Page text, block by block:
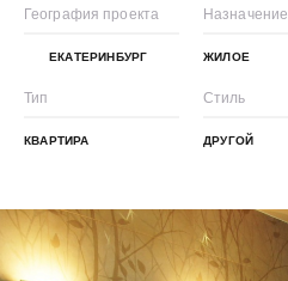
География проекта
ЕКАТЕРИНБУРГ
Назначение
ЖИЛОЕ
Тип
КВАРТИРА
Стиль
ДРУГОЙ